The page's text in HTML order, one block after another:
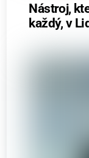
Nástroj,
každý, v